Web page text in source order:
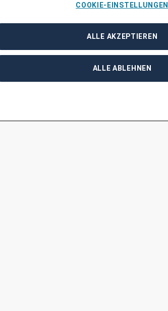
COOKIE-EINSTELLUNGEN
ALLE ABLEHNEN
ALLE AKZEPTIEREN